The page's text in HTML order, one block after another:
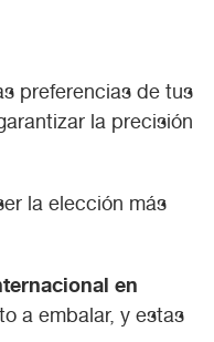
preferencias de tus
la precisión
la elección más
en
a embalar, y estas